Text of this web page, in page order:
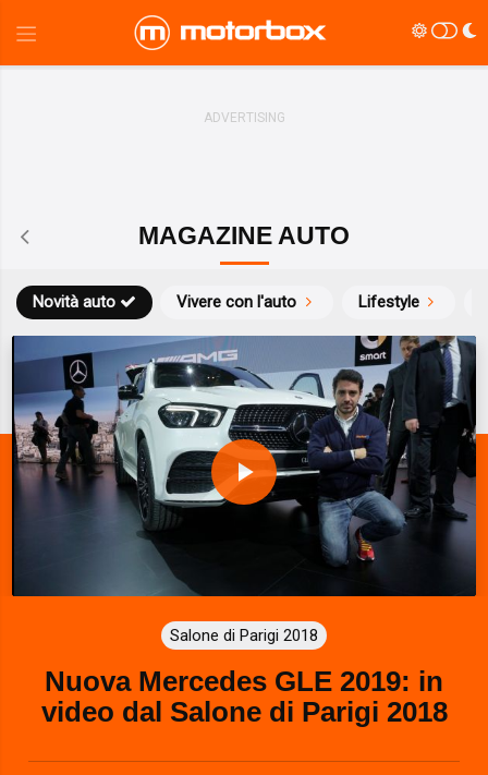
MAGAZINE AUTO
Novità auto Vivere con l'auto Lifestyle
P
a
y
V
Salone di Parigi 2018
Nuova Mercedes GLE 2019: in
video dal Salone di Parigi 2018